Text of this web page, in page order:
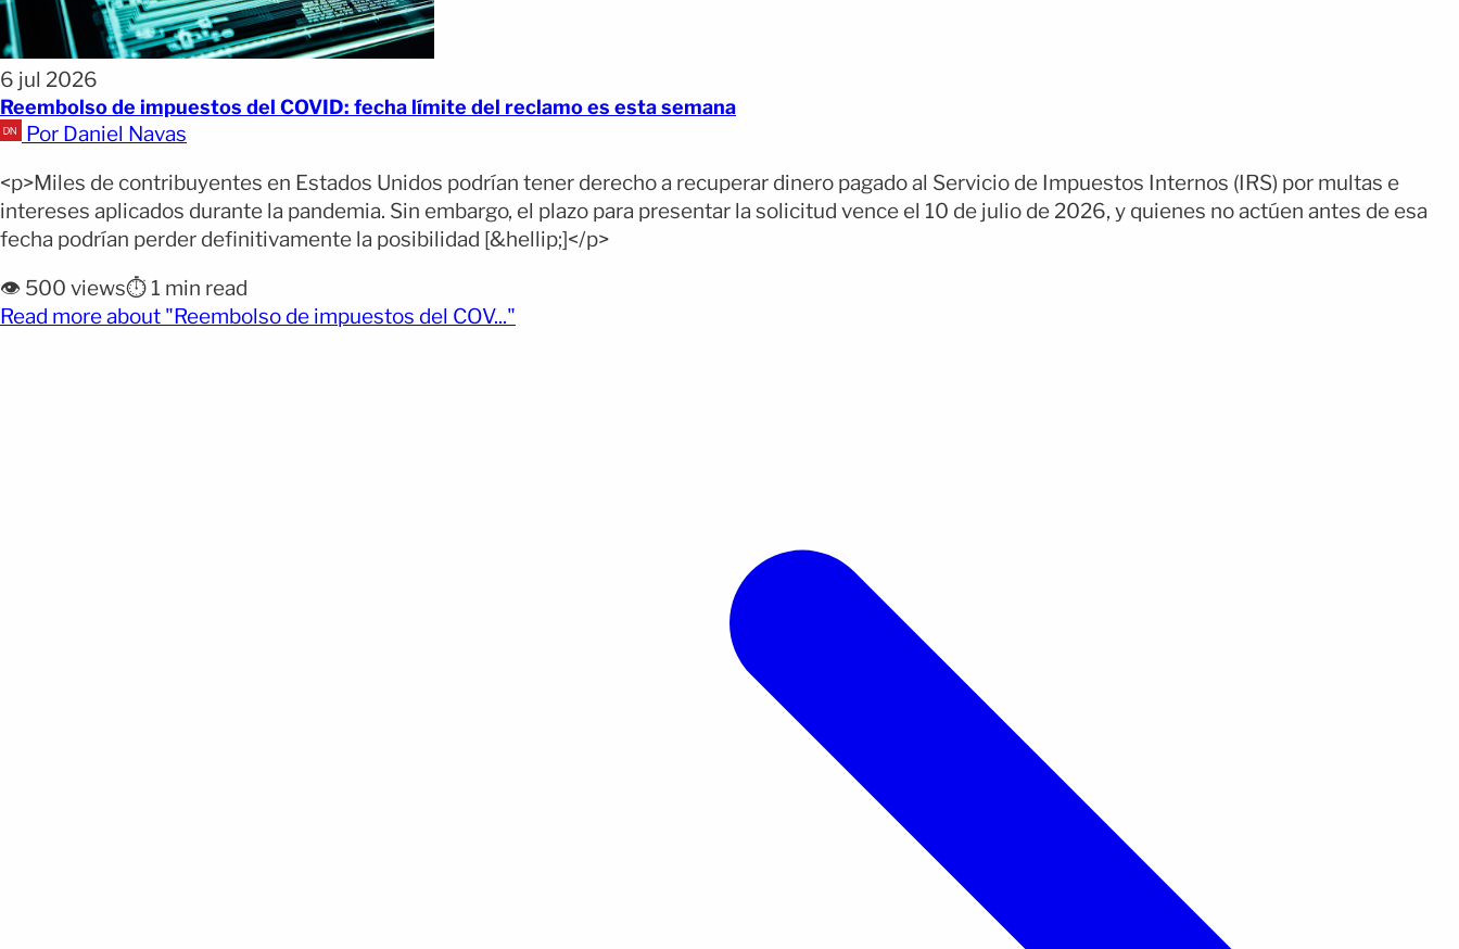
6 jul 2026
Reembolso de impuestos del COVID: fecha límite del reclamo es esta semana
Por Daniel Navas
<p>Miles de contribuyentes en Estados Unidos podrían tener derecho a recuperar dinero pagado al Servicio de Impuestos Internos (IRS) por multas e
intereses aplicados durante la pandemia. Sin embargo, el plazo para presentar la solicitud vence el 10 de julio de 2026, y quienes no actúen antes de esa
fecha podrían perder definitivamente la posibilidad [&hellip;]</p>
👁️ 500 views⏱️ 1 min read
Read more about "Reembolso de impuestos del COV..."